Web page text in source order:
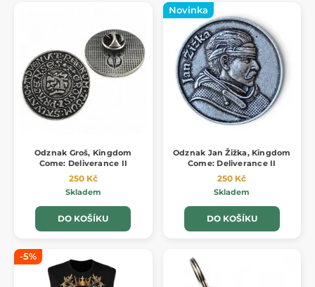
Odznak Groš, Kingdom
Come: Deliverance II
250 Kč
Skladem
DO KOŠÍKU
Novinka
Odznak Jan Žižka, Kingdom
Come: Deliverance II
250 Kč
Skladem
DO KOŠÍKU
-5%